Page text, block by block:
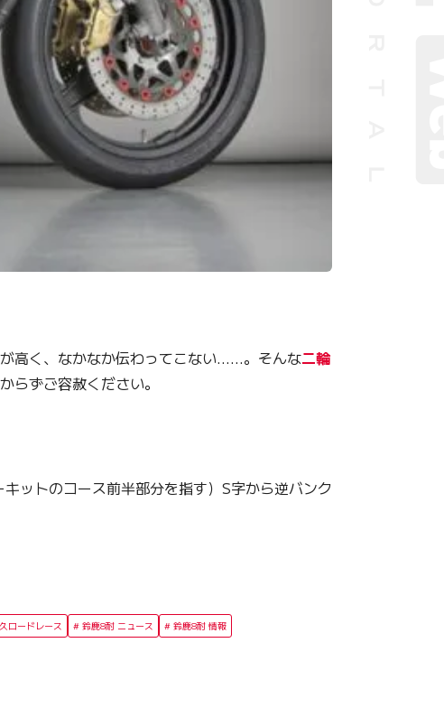
高く、なかなか伝わってこない……。そんな二輪
らずご容赦ください。
ットのコース前半部分を指す）S字から逆バンク
ロードレース 鈴鹿8耐 ニュース 鈴鹿8耐 情報